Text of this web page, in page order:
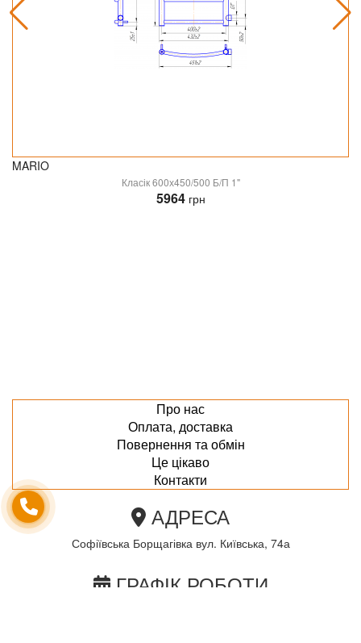
MARIO
Класік 600х450/500 Б/П 1"
5964грн
Про нас
Оплата, доставка
Повернення та обмін
Це цікаво
Контакти
АДРЕСА
Софіївська Борщагівка вул. Київська, 74а
ГРАФІК РОБОТИ